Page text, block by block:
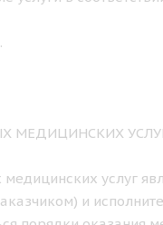
МЕДИЦИНСКИХ
услуг
и